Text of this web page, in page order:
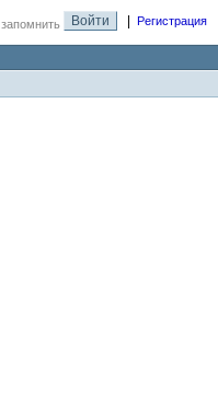
запомнить Регистрация